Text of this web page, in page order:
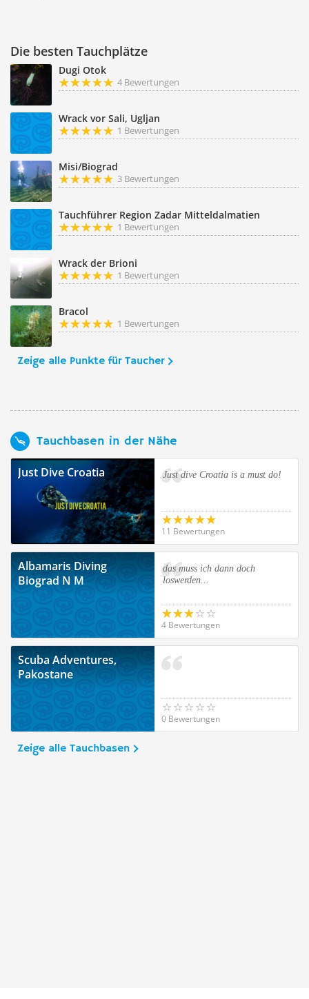
Die besten Tauchplätze
Dugi Otok
4 Bewertungen
Wrack vor Sali, Ugljan
1 Bewertungen
Misi/Biograd
3 Bewertungen
Tauchführer Region Zadar Mitteldalmatien
1 Bewertungen
Wrack der Brioni
1 Bewertungen
Bracol
1 Bewertungen
Zeige alle Punkte für Taucher
Tauchbasen in der Nähe
Just Dive Croatia Just dive Croatia is a must do!
11 Bewertungen
Albamaris Diving
Biograd N M
das muss ich dann doch
loswerden...
4 Bewertungen
Scuba Adventures,
Pakostane
0 Bewertungen
Zeige alle Tauchbasen